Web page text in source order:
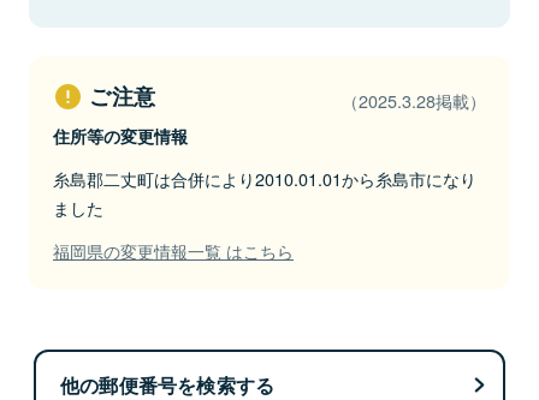
ご注意 （2025.3.28掲載）
住所等の変更情報
糸島郡二丈町は合併により2010.01.01から糸島市になり
ました
福岡県の変更情報一覧 はこちら
他の郵便番号を検索する